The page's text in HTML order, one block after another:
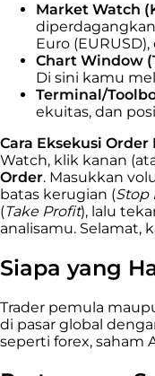
Market Watch
Euro
Chart Window
Di sini kamu
Terminal/
ekuitas, dan
Cara Eksekusi
Watch, klik kanan
Order. Masukkan
batas kerugian (Stop
(Take Profit), lalu
analisamu. Selamat,
Siapa yang
Trader pemula
di pasar global
seperti forex, saham